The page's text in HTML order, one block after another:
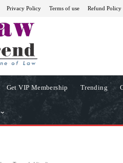
Privacy Policy Terms of use Refund Policy
Get VIP Membership Trending